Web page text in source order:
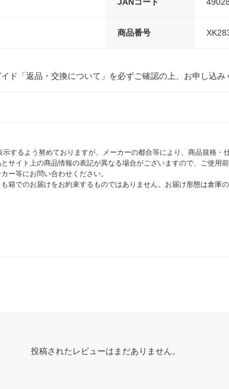
JANコード
商品番号
ド「返品・交換について」を必ずご確認の上、お申し込み
するよう努めておりますが、メーカーの都合等により、商品規格・
サイト上の商品情報の表記が異なる場合がございますので、ご使用
ー等にお問い合わせください。
箱でのお届けをお約束するものではありません。お届け形態は倉庫
投稿されたレビューはまだありません。